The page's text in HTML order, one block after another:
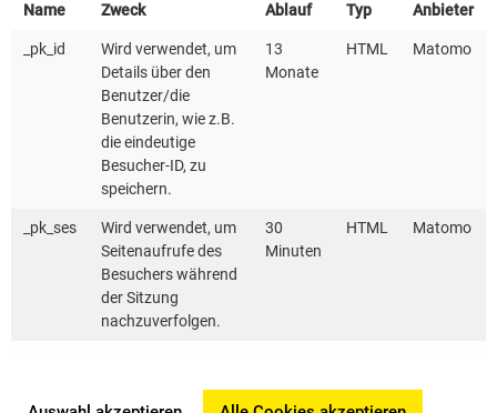
Name Zweck Ablauf Typ Anbieter
_pk_id
Wird verwendet, um
Details über den
Benutzer/die
Benutzerin, wie z.B.
die eindeutige
Besucher-ID, zu
speichern.
13
Monate
HTML Matomo
_pk_ses
Wird verwendet, um
Seitenaufrufe des
Besuchers während
der Sitzung
nachzuverfolgen.
30
Minuten
HTML Matomo